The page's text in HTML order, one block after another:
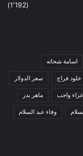
(1٬192)
اسامة شحاته
خلود فراج سعر الدولار
عزاء واجب ماهر بدر
وفاء عبد السلام